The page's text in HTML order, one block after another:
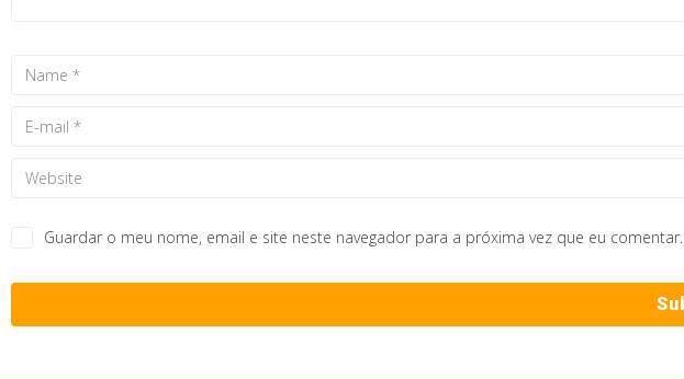
Guardar o meu nome, email e site neste navegador para a próxima vez que eu comentar.